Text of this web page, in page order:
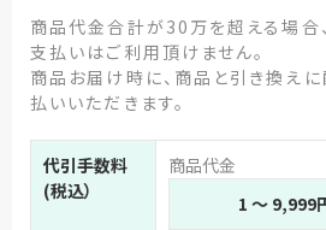
商品代金合計が30万を超える場合
支払いはご利用頂けません。
商品お届け時に、商品と引き換え
払いいただきます。
代引手数料
(税込）
商品代金
1 ～ 9,999